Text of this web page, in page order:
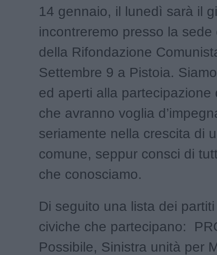
14 gennaio, il lunedì sarà il
incontreremo presso la sede
della Rifondazione
Settembre 9 a Pistoia.
ed aperti alla partecipazione
che avranno voglia
seriamente nella crescita di
comune, seppur consci di
che conosciamo.
Di seguito una lista dei
civiche che partecipano:
Possibile, Sinistra unità per